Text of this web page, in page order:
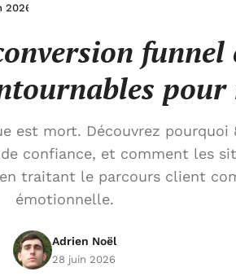
: stratégies incontournables pour
funnel
pour
est mort. Découvrez pourquoi
confiance, et comment les
traitant le parcours client
émotionnelle.
Adrien Noël
28 juin 2026